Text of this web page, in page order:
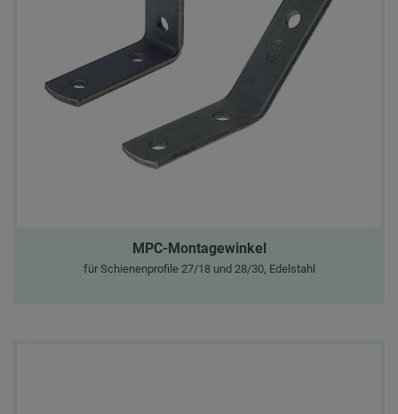
MPC-Montagewinkel
für Schienenprofile 27/18 und 28/30, Edelstahl